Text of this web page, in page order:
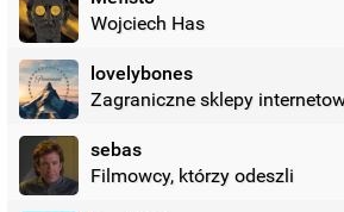
Wojciech Has
lovelybones
Zagraniczne sklepy
sebas
Filmowcy, którzy odeszli